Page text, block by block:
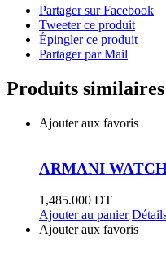
Partager sur Facebook
Tweeter ce produit
Épingler ce produit
Partager par Mail
Produits similaires
Ajouter aux favoris
ARMANI
1,485.000 DT
Ajouter au panier
Ajouter aux favoris